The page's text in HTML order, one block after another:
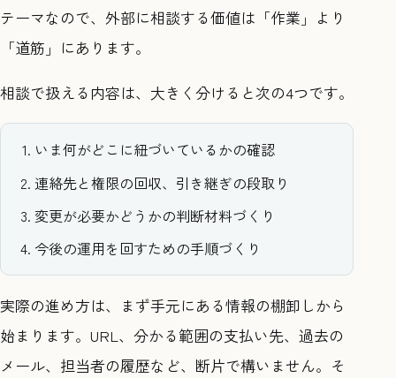
テーマなので、外部に相談する価値は「作業」より
「道筋」にあります。
相談で扱える内容は、大きく分けると次の4つです。
いま何がどこに紐づいているかの確認
連絡先と権限の回収、引き継ぎの段取り
変更が必要かどうかの判断材料づくり
今後の運用を回すための手順づくり
実際の進め方は、まず手元にある情報の棚卸しから
始まります。URL、分かる範囲の支払い先、過去の
メール、担当者の履歴など、断片で構いません。そ